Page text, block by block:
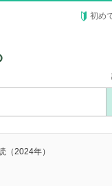
初め
（2024年）